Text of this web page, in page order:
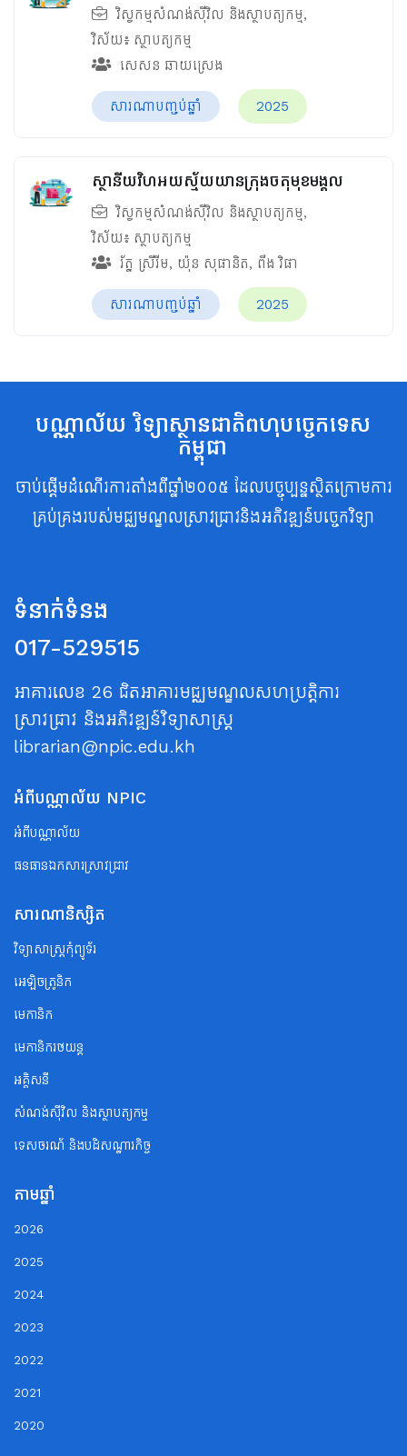
វិស្វកម្មសំណង់ស៊ីវិល និងស្ថាបត្យកម្ម,
វិស័យ៖ ស្ថាបត្យកម្ម
សេសន ឆាយស្រេង
សារណាបញ្ចប់ឆ្នាំ 2025
ស្ថានីយវិហអយស្ម័យយានក្រុងចតុមុខមង្គល
វិស្វកម្មសំណង់ស៊ីវិល និងស្ថាបត្យកម្ម,
វិស័យ៖ ស្ថាបត្យកម្ម
រ័ត្ន ស្រីរីម, យ៉ុន សុផានិត, ពឹង វិផា
សារណាបញ្ចប់ឆ្នាំ 2025
បណ្ណាល័យ វិទ្យាស្ថានជាតិពហុបច្ចេកទេស
កម្ពុជា
ចាប់ផ្តើមដំណើរការតាំងពីឆ្នាំ២០០៥ ដែលបច្ចុប្បន្នស្ថិតក្រោមការ
គ្រប់គ្រងរបស់មជ្ឈមណ្ឌលស្រាវជ្រាវនិងអភិវឌ្ឍន៍បច្ចេកវិទ្យា
ទំនាក់ទំនង
017-529515
អាគារលេខ 26 ជិតអាគារមជ្ឈមណ្ឌលសហប្រត្តិការ
ស្រាវជ្រាវ និងអភិវឌ្ឍន៍វិទ្យាសាស្ត្រ
librarian@npic.edu.kh
អំពីបណ្ណាល័យ NPIC
អំពីបណ្ណាល័យ
ធនធានឯកសារស្រាវជ្រាវ
សារណានិស្សិត
វិទ្យាសាស្ត្រកុំព្យូទ័រ
អេឡិចត្រូនិក
មេកានិក
មេកានិករថយន្ត
អគ្គិសនី
សំណង់ស៊ីវិល និងស្ថាបត្យកម្ម
ទេសចរណ័ និងបដិសណ្ឋារកិច្ច
តាមឆ្នាំ
2026
2025
2024
2023
2022
2021
2020